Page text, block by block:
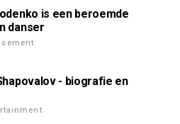
is een beroemde
danser
- biografie en